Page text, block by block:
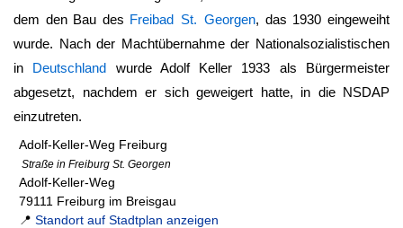
dem den Bau des Freibad St. Georgen, das 1930 eingeweiht
wurde. Nach der Machtübernahme der Nationalsozialistischen
in Deutschland wurde Adolf Keller 1933 als Bürgermeister
abgesetzt, nachdem er sich geweigert hatte, in die NSDAP
einzutreten.
Adolf-Keller-Weg Freiburg
Straße in Freiburg St. Georgen
Adolf-Keller-Weg
79111 Freiburg im Breisgau
📍 Standort auf Stadtplan anzeigen